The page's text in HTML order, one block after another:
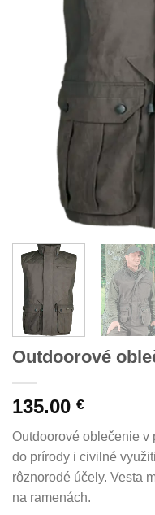
Outdoorové
135.00 €
Outdoorové oblečenie v
do prírody i civilné
rôznorodé účely. Vesta
na ramenách.